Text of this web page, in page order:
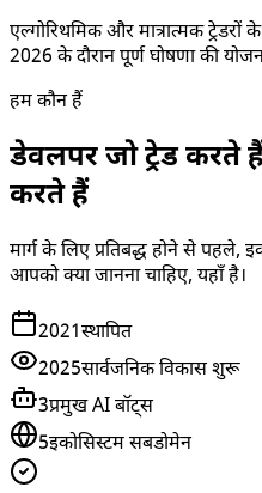
एल्गोरिथमिक और मात्रात्मक
2026 के दौरान पूर्ण घोषणा की
हम कौन हैं
डेवलपर जो ट्रेड करते
करते हैं
मार्ग के लिए प्रतिबद्ध होने से पहले,
आपको क्या जानना चाहिए, यहाँ है।
2021स्थापित
2025सार्वजनिक विकास शुरू
3प्रमुख AI बॉट्स
5इकोसिस्टम सबडोमेन